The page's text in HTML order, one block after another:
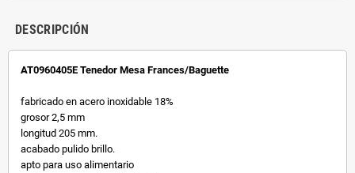
DESCRIPCIÓN
AT0960405E Tenedor Mesa Frances/Baguette
fabricado en acero inoxidable 18%
grosor 2,5 mm
longitud 205 mm.
acabado pulido brillo.
apto para uso alimentario